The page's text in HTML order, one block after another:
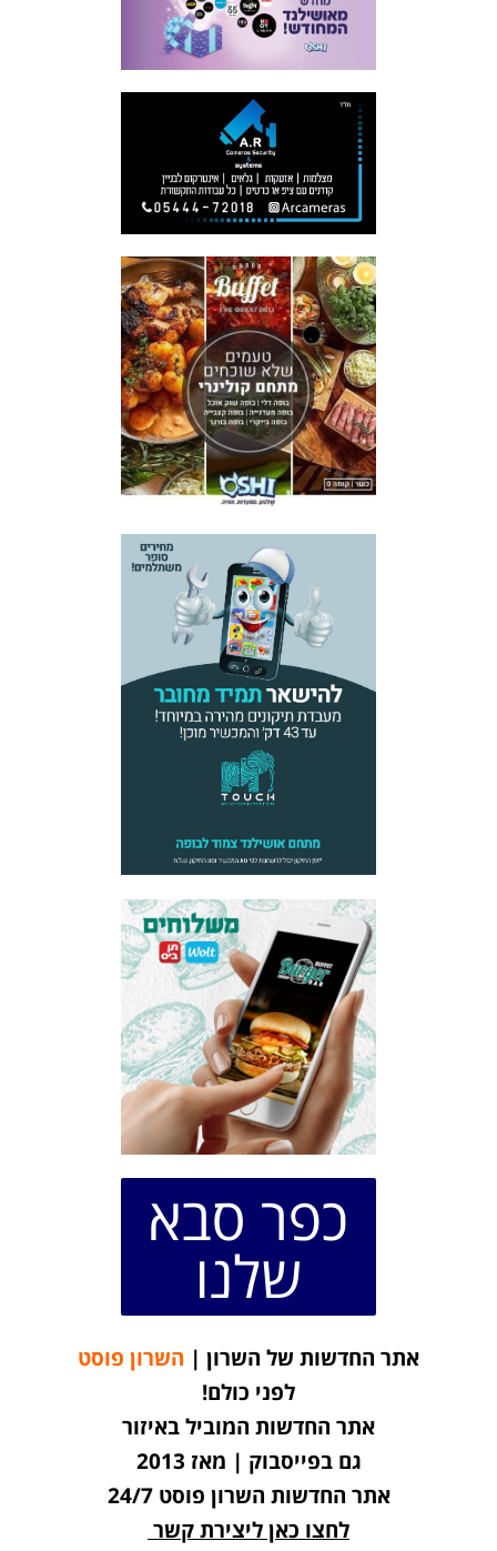
כפר סבא
שלנו
אתר החדשות של השרון | השרון פוסט
לפני כולם!
אתר החדשות המוביל באיזור
גם בפייסבוק | מאז 2013
אתר החדשות השרון פוסט 24/7
לחצו כאן ליצירת קשר